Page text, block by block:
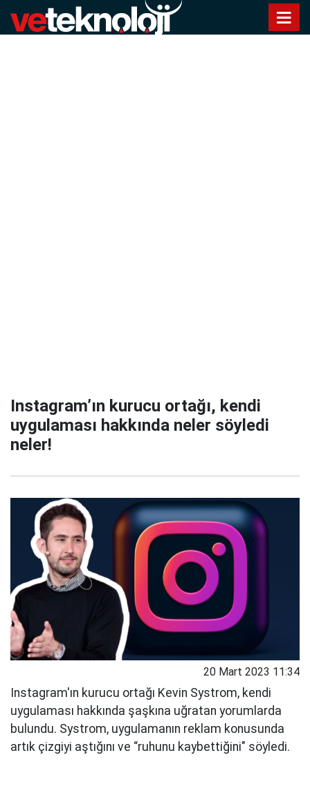
Instagram’ın kurucu ortağı, kendi
uygulaması hakkında neler söyledi
neler!
20 Mart 2023 11:34
Instagram'ın kurucu ortağı Kevin Systrom, kendi
uygulaması hakkında şaşkına uğratan yorumlarda
bulundu. Systrom, uygulamanın reklam konusunda
artık çizgiyi aştığını ve “ruhunu kaybettiğini" söyledi.